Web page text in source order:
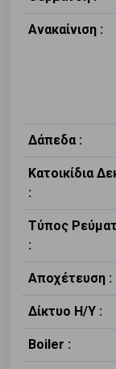
Ανακαίνιση :
Δάπεδα :
Κατοικίδια
:
Τύπος
:
Αποχέτευση :
Δίκτυο Η/Υ :
Boiler :